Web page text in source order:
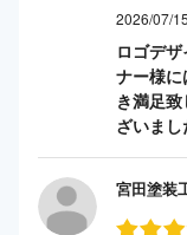
2026/07/
ロゴデ
ナー様
き満足
ざいまし
宮田塗装